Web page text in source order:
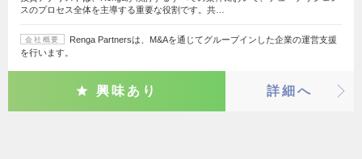
スのプロセス全体を主導する重要な役割です。共…
会社概要
Renga Partnersは、M&Aを通じてグループインした企業の運営支援
を行います。
興味あり 詳細へ